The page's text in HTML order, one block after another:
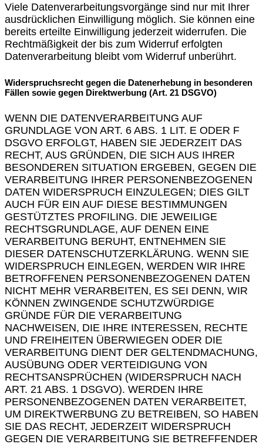
Viele Datenverarbeitungsvorgänge sind nur mit Ihrer
ausdrücklichen Einwilligung möglich. Sie können eine
bereits erteilte Einwilligung jederzeit widerrufen. Die
Rechtmäßigkeit der bis zum Widerruf erfolgten
Datenverarbeitung bleibt vom Widerruf unberührt.
Widerspruchsrecht gegen die Datenerhebung in besonderen
Fällen sowie gegen Direktwerbung (Art. 21 DSGVO)
WENN DIE DATENVERARBEITUNG AUF
GRUNDLAGE VON ART. 6 ABS. 1 LIT. E ODER F
DSGVO ERFOLGT, HABEN SIE JEDERZEIT DAS
RECHT, AUS GRÜNDEN, DIE SICH AUS IHRER
BESONDEREN SITUATION ERGEBEN, GEGEN DIE
VERARBEITUNG IHRER PERSONENBEZOGENEN
DATEN WIDERSPRUCH EINZULEGEN; DIES GILT
AUCH FÜR EIN AUF DIESE BESTIMMUNGEN
GESTÜTZTES PROFILING. DIE JEWEILIGE
RECHTSGRUNDLAGE, AUF DENEN EINE
VERARBEITUNG BERUHT, ENTNEHMEN SIE
DIESER DATENSCHUTZERKLÄRUNG. WENN SIE
WIDERSPRUCH EINLEGEN, WERDEN WIR IHRE
BETROFFENEN PERSONENBEZOGENEN DATEN
NICHT MEHR VERARBEITEN, ES SEI DENN, WIR
KÖNNEN ZWINGENDE SCHUTZWÜRDIGE
GRÜNDE FÜR DIE VERARBEITUNG
NACHWEISEN, DIE IHRE INTERESSEN, RECHTE
UND FREIHEITEN ÜBERWIEGEN ODER DIE
VERARBEITUNG DIENT DER GELTENDMACHUNG,
AUSÜBUNG ODER VERTEIDIGUNG VON
RECHTSANSPRÜCHEN (WIDERSPRUCH NACH
ART. 21 ABS. 1 DSGVO). WERDEN IHRE
PERSONENBEZOGENEN DATEN VERARBEITET,
UM DIREKTWERBUNG ZU BETREIBEN, SO HABEN
SIE DAS RECHT, JEDERZEIT WIDERSPRUCH
GEGEN DIE VERARBEITUNG SIE BETREFFENDER